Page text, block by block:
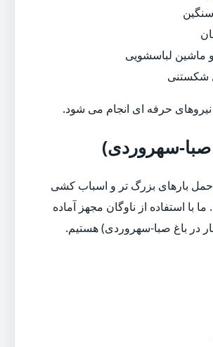
ماشین لباسشویی
شکستنی
حرفه ای انجام می شود.
صبا-سهروردی)
حمل بارهای بزرگ تر و اسباب کشی
استفاده از ناوگان مجهز آماده
در باغ صبا-سهروردی) هستیم.